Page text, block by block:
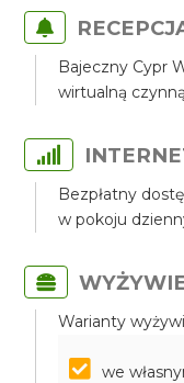
Bajeczny Cypr
wirtualną
Bezpłatny
w pokoju
Warianty
we